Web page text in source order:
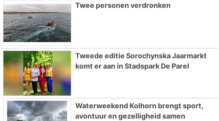
Twee personen verdronken
Tweede editie Sorochynska Jaarmarkt
komt er aan in Stadspark De Parel
Waterweekend Kolhorn brengt sport,
avontuur en gezelligheid samen